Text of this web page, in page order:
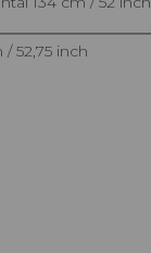
/ 52,75 inch